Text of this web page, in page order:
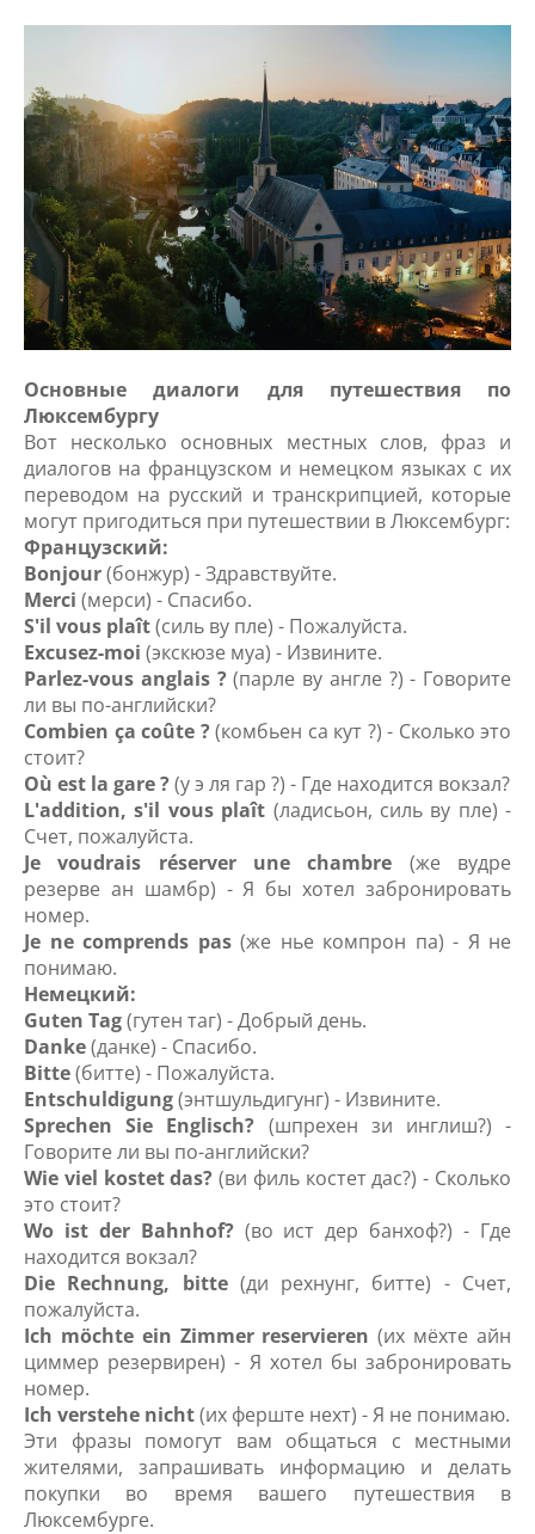
Основные диалоги для путешествия по
Люксембургу
Вот несколько основных местных слов, фраз и
диалогов на французском и немецком языках с их
переводом на русский и транскрипцией, которые
могут пригодиться при путешествии в Люксембург:
Французский:
Bonjour(бонжур) - Здравствуйте.
Merci (мерси) - Спасибо.
S'il vous plaît(силь ву пле) - Пожалуйста.
Excusez-moi (экскюзе муа) - Извините.
Parlez-vous anglais ?(парле ву англе ?) - Говорите
ли вы по-английски?
Combien ça coûte ?(комбьен са кут ?) - Сколько это
стоит?
Où est la gare ?(у э ля гар ?) - Где находится вокзал?
L'addition, s'il vous plaît (ладисьон, силь ву пле) -
Счет, пожалуйста.
Je voudrais réserver une chambre (же вудре
резерве ан шамбр) - Я бы хотел забронировать
номер.
Je ne comprends pas(же нье компрон па) - Я не
понимаю.
Немецкий:
Guten Tag(гутен таг) - Добрый день.
Danke(данке) - Спасибо.
Bitte(битте) - Пожалуйста.
Entschuldigung(энтшульдигунг) - Извините.
Sprechen Sie Englisch? (шпрехен зи инглиш?) -
Говорите ли вы по-английски?
Wie viel kostet das? (ви филь костет дас?) - Сколько
это стоит?
Wo ist der Bahnhof?(во ист дер банхоф?) - Где
находится вокзал?
Die Rechnung, bitte(ди рехнунг, битте) - Счет,
пожалуйста.
Ich möchte ein Zimmer reservieren (их мёхте айн
циммер резервирен) - Я хотел бы забронировать
номер.
Ich verstehe nicht(их ферште нехт) - Я не понимаю.
Эти фразы помогут вам общаться с местными
жителями, запрашивать информацию и делать
покупки во время вашего путешествия в
Люксембурге.